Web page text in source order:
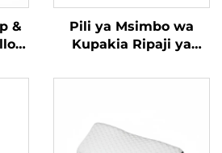
&
Pili ya Msimbo wa
Kupakia Ripaji ya